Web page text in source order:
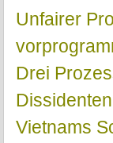
Unfairer
Drei
Vietnams